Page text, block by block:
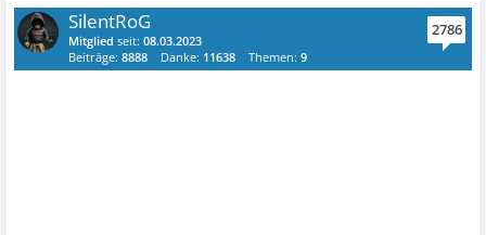
SilentRoG
Mitglied seit:08.03.2023
Beiträge:8888 Danke: 11638 Themen:9
2786